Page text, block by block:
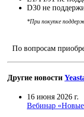
D30 не
*При покупке
По вопросам
Другие новости
16 июня 2026 г.
Вебинар «Новые